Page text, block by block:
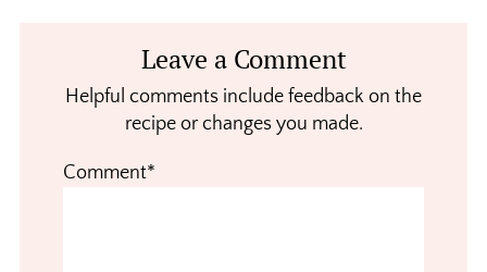
InteractionsLeave a Comment
Helpful comments include feedback on the
recipe or changes you made.
Comment*